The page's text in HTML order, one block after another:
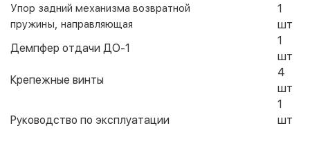
Упор задний механизма возвратной
пружины, направляющая
1
шт
Демпфер отдачи ДО-1
1
шт
Крепежные винты
4
шт
Руководство по эксплуатации
1
шт